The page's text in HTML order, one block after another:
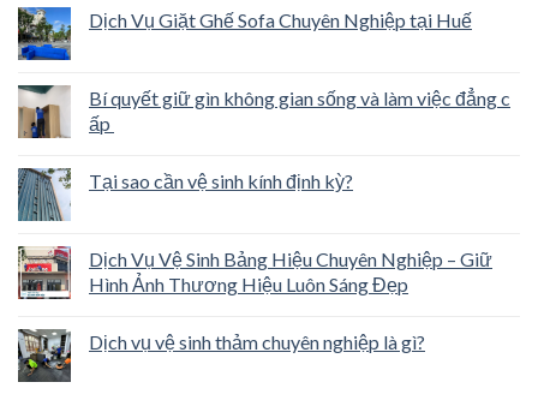
Dịch Vụ Giặt Ghế Sofa Chuyên Nghiệp tại Huế
Bí quyết giữ gìn không gian sống và làm việc đẳng c
ấp
Tại sao cần vệ sinh kính định kỳ?
Dịch Vụ Vệ Sinh Bảng Hiệu Chuyên Nghiệp – Giữ
Hình Ảnh Thương Hiệu Luôn Sáng Đẹp
Dịch vụ vệ sinh thảm chuyên nghiệp là gì?